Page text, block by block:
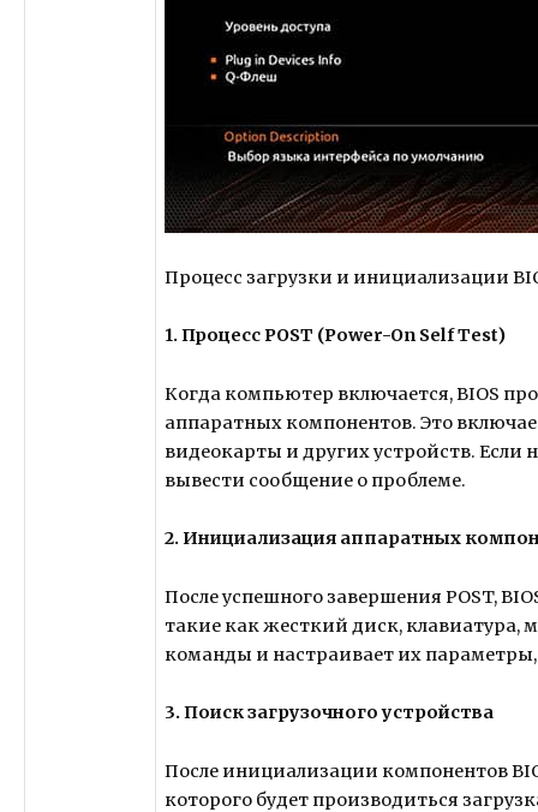
Процесс загрузки и инициализации
1. Процесс POST (Power-On Self Test)
Когда компьютер включается, BIOS
аппаратных компонентов. Это
видеокарты и других устройств.
вывести сообщение о проблеме.
2. Инициализация аппаратных
После успешного завершения POST,
такие как жесткий диск, клавиатура,
команды и настраивает их
3. Поиск загрузочного устройства
После инициализации компонентов
которого будет производиться